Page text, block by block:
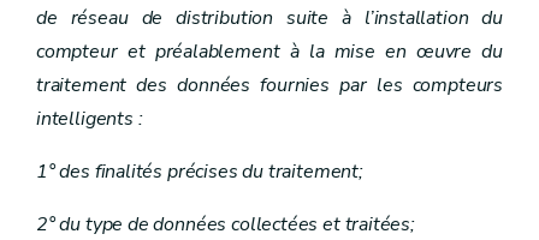
de réseau de distribution suite à l’installation du
compteur et préalablement à la mise en œuvre du
traitement des données fournies par les compteurs
intelligents :
1° des finalités précises du traitement;
2° du type de données collectées et traitées;